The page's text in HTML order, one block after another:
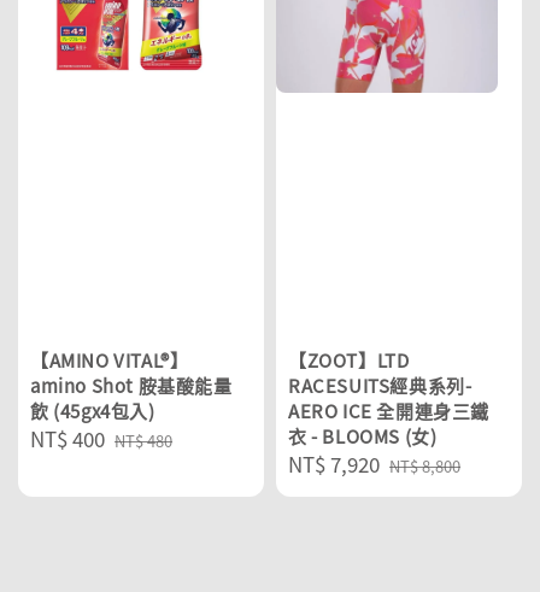
【AMINO VITAL®】
amino Shot 胺基酸能量
飲 (45gx4包入)
Sale
NT$ 400 Regular
NT$ 480
【ZOOT】LTD
RACESUITS經典系列-
AERO ICE 全開連身三鐵
衣 - BLOOMS (女)
Sale
price
NT$ 7,920 Regular
price
NT$ 8,800